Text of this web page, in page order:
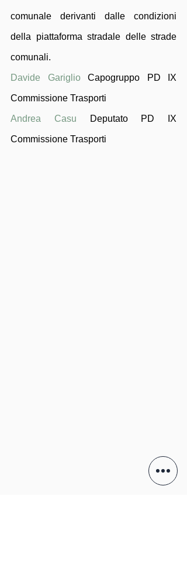
comunale derivanti dalle condizioni
della piattaforma stradale delle strade
comunali.
Davide Gariglio Capogruppo PD IX
Commissione Trasporti
Andrea Casu Deputato PD IX
Commissione Trasporti